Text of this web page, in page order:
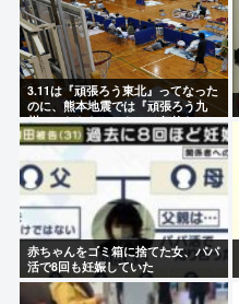
3.11は『頑張ろう東北』ってなった
のに、熊本地震では『頑張ろう九
州』とならなかったのは何故なの
か？
赤ちゃんをゴミ箱に捨てた女、パパ
活で8回も妊娠していた